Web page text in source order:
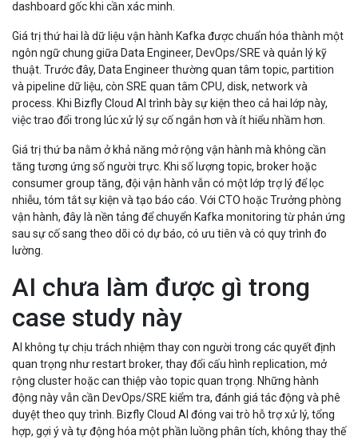
dashboard gốc khi cần xác minh.
Giá trị thứ hai là dữ liệu vận hành Kafka được chuẩn hóa thành một
ngôn ngữ chung giữa Data Engineer, DevOps/SRE và quản lý kỹ
thuật. Trước đây, Data Engineer thường quan tâm topic, partition
và pipeline dữ liệu, còn SRE quan tâm CPU, disk, network và
process. Khi Bizfly Cloud AI trình bày sự kiện theo cả hai lớp này,
việc trao đổi trong lúc xử lý sự cố ngắn hơn và ít hiểu nhầm hơn.
Giá trị thứ ba nằm ở khả năng mở rộng vận hành mà không cần
tăng tương ứng số người trực. Khi số lượng topic, broker hoặc
consumer group tăng, đội vận hành vẫn có một lớp trợ lý để lọc
nhiễu, tóm tắt sự kiện và tạo báo cáo. Với CTO hoặc Trưởng phòng
vận hành, đây là nền tảng để chuyển Kafka monitoring từ phản ứng
sau sự cố sang theo dõi có dự báo, có ưu tiên và có quy trình đo
lường.
AI chưa làm được gì trong
case study này
AI không tự chịu trách nhiệm thay con người trong các quyết định
quan trọng như restart broker, thay đổi cấu hình replication, mở
rộng cluster hoặc can thiệp vào topic quan trọng. Những hành
động này vẫn cần DevOps/SRE kiểm tra, đánh giá tác động và phê
duyệt theo quy trình. Bizfly Cloud AI đóng vai trò hỗ trợ xử lý, tổng
hợp, gợi ý và tự động hóa một phần luồng phân tích, không thay thế